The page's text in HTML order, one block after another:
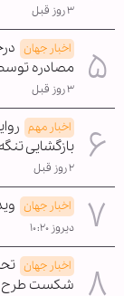
۳ روز قبل
اخبار جهان
مصادره
۳ روز قبل
اخبار مهم
بازگشایی
۲ روز قبل
اخبار جهان
دیروز ۱۰:۲۰
اخبار جهان
شکست طرح